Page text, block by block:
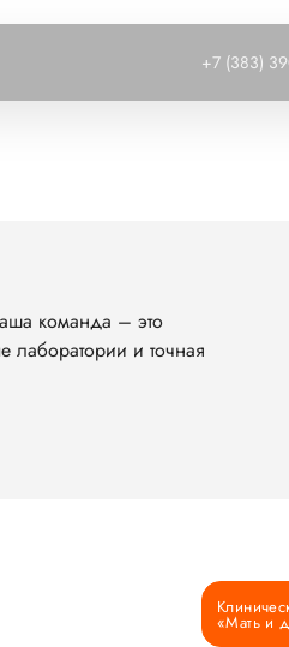
+7 (383)
команда – это
лаборатории и точная
«Мать и